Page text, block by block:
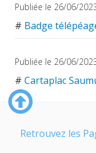
Publiée le 26/06/
# Badge
Publiée le 26/06/
# Cartaplac
collection
Retrouvez les